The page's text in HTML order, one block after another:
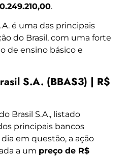
.
é uma das principais
do Brasil, com uma forte
de ensino básico e
S.A. (BBAS3) | R$
Brasil S.A., listado
principais bancos
em questão, a ação
a um preço de R$